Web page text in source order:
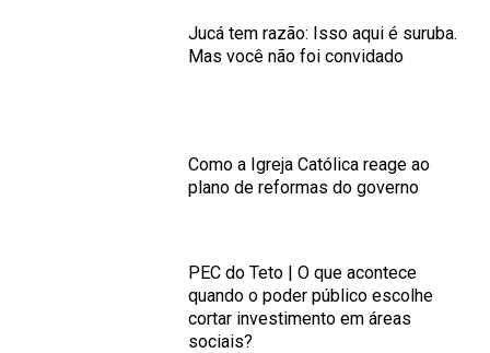
Jucá tem razão: Isso aqui é suruba.
Mas você não foi convidado
Como a Igreja Católica reage ao
plano de reformas do governo
PEC do Teto | O que acontece
quando o poder público escolhe
cortar investimento em áreas
sociais?